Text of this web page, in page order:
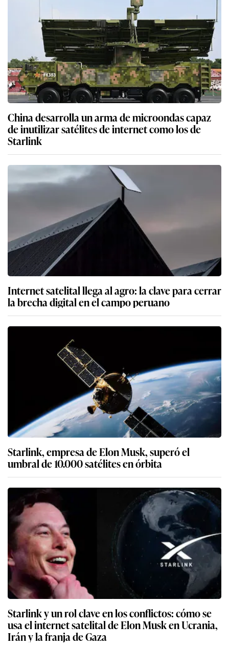
China desarrolla un arma de microondas capaz
de inutilizar satélites de internet como los de
Starlink
Internet satelital llega al agro: la clave para cerrar
la brecha digital en el campo peruano
Starlink, empresa de Elon Musk, superó el
umbral de 10.000 satélites en órbita
Starlink y un rol clave en los conflictos: cómo se
usa el internet satelital de Elon Musk en Ucrania,
Irán y la franja de Gaza